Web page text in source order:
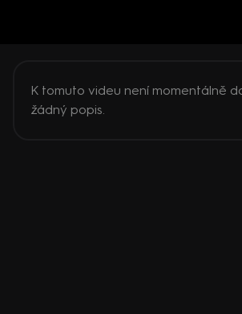
K tomuto videu není momentálně
žádný popis.